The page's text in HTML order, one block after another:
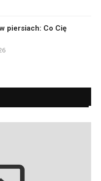
piersiach: Co Cię